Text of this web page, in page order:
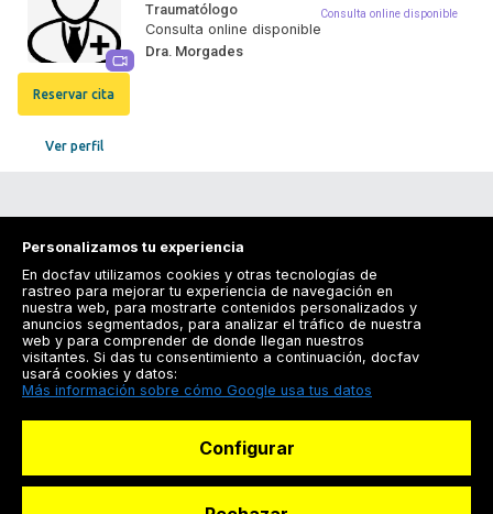
Ver perfil
Reservar cita
Traumatólogo Consulta online disponible
Consulta online disponible
Dra. Morgades
Registrarse
Docfav
Personalizamos tu experiencia
En docfav utilizamos cookies y otras tecnologías de
rastreo para mejorar tu experiencia de navegación en
nuestra web, para mostrarte contenidos personalizados y
anuncios segmentados, para analizar el tráfico de nuestra
web y para comprender de donde llegan nuestros
visitantes. Si das tu consentimiento a continuación, docfav
usará cookies y datos:
Más información sobre cómo Google usa tus datos
Configurar